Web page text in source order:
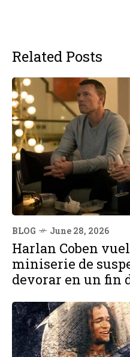
Related Posts
BLOG June 28, 2026
Harlan Coben
miniserie de
devorar en un fin